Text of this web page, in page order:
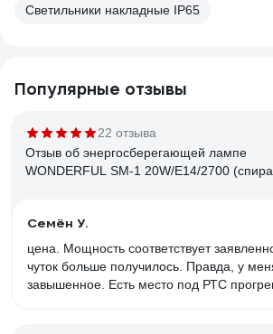
Светильники накладные IP65
Популярные отзывы
22 отзыва
Отзыв об энергосберегающей лампе
WONDERFUL SM-1 20W/E14/2700
Семён У.
цена. Мощность соответствует
чуток больше получилось. Правда, у
завышенное. Есть место под РТС прогрева, но он не